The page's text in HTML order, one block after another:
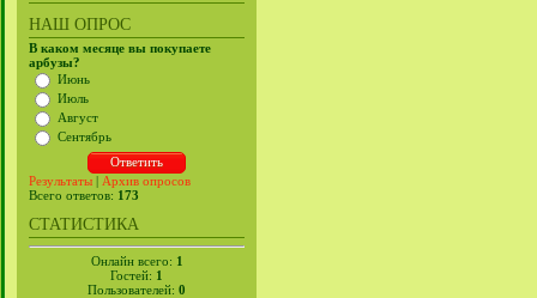
НАШ ОПРОС
В каком месяце вы покупаете
арбузы?
Июнь
Июль
Август
Сентябрь
Результаты | Архив опросов
Всего ответов: 173
СТАТИСТИКА
Онлайн всего: 1
Гостей: 1
Пользователей: 0